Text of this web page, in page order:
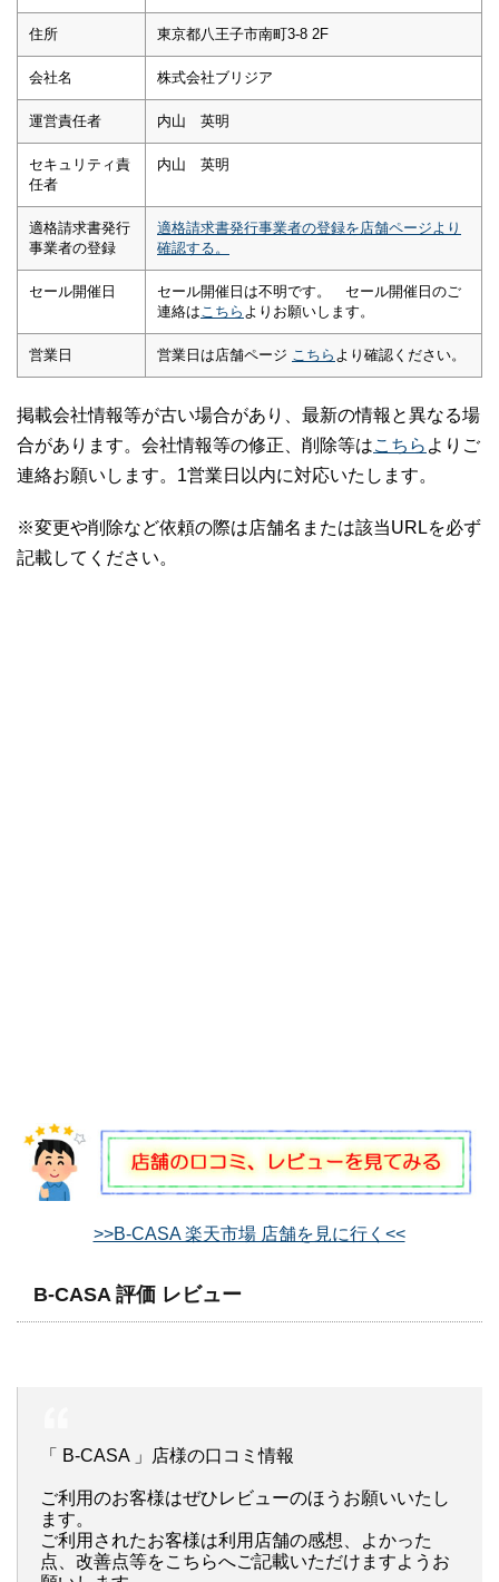
住所 東京都八王子市南町3-8 2F
会社名 株式会社ブリジア
運営責任者 内山 英明
セキュリティ責
任者
内山 英明
適格請求書発行
事業者の登録
適格請求書発行事業者の登録を店舗ページより
確認する。
セール開催日
セール開催日は不明です。 セール開催日のご
連絡は こちら よりお願いします。
営業日 営業日は店舗ページ こちら より確認ください。
掲載会社情報等が古い場合があり、最新の情報と異なる場
合があります。会社情報等の修正、削除等はこちら よりご
連絡お願いします。1営業日以内に対応いたします。
※変更や削除など依頼の際は店舗名または該当URLを必ず
記載してください。
>>B-CASA 楽天市場 店舗を見に行く<<
B-CASA 評価 レビュー
「 B-CASA 」店様の口コミ情報
ご利用のお客様はぜひレビューのほうお願いいたし
ます。
ご利用されたお客様は利用店舗の感想、よかった
点、改善点等をこちらへご記載いただけますようお